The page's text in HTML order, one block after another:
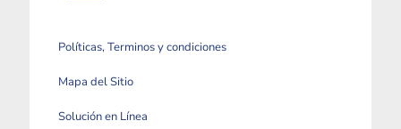
Políticas, Terminos y condiciones
Mapa del Sitio
Solución en Línea